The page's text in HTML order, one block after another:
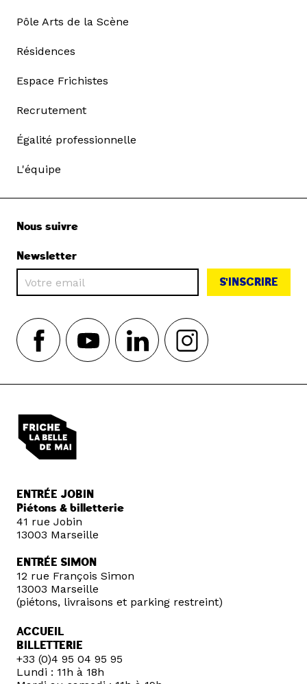
Pôle Arts de la Scène
Résidences
Espace Frichistes
Recrutement
Égalité professionnelle
L'équipe
Nous suivre
Newsletter
S'INSCRIRE
ENTRÉE JOBIN
Piétons & billetterie
41 rue Jobin
13003 Marseille
ENTRÉE SIMON
12 rue François Simon
13003 Marseille
(piétons, livraisons et parking restreint)
ACCUEIL
BILLETTERIE
+33 (0)4 95 04 95 95
Lundi : 11h à 18h